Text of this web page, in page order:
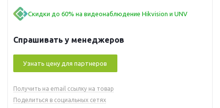
Скидки до 60% на видеонаблюдение Hikvision и UNV
Спрашивать у менеджеров
Узнать цену для партнеров
Получить на email ссылку на товар
Поделиться в социальных сетях